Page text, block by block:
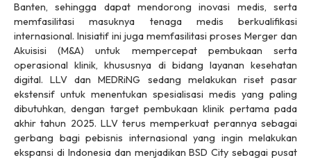
Banten, sehingga dapat mendorong inovasi medis, serta
memfasilitasi masuknya tenaga medis berkualifikasi
internasional. Inisiatif ini juga memfasilitasi proses Merger dan
Akuisisi (M&A) untuk mempercepat pembukaan serta
operasional klinik, khususnya di bidang layanan kesehatan
digital. LLV dan MEDRiNG sedang melakukan riset pasar
ekstensif untuk menentukan spesialisasi medis yang paling
dibutuhkan, dengan target pembukaan klinik pertama pada
akhir tahun 2025. LLV terus memperkuat perannya sebagai
gerbang bagi pebisnis internasional yang ingin melakukan
ekspansi di Indonesia dan menjadikan BSD City sebagai pusat